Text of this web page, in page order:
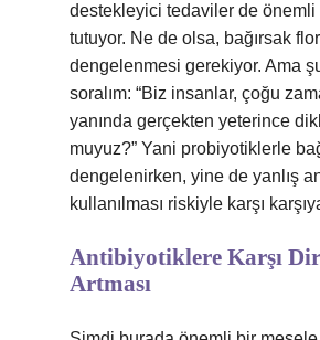
destekleyici tedaviler de önemli
tutuyor. Ne de olsa, bağırsak
dengelenmesi gerekiyor. Ama
soralım: “Biz insanlar, çoğu
yanında gerçekten yeterince
muyuz?” Yani probiyotiklerle
dengelenirken, yine de yanlış
kullanılması riskiyle karşı
Antibiyotiklere Karşı
Artması